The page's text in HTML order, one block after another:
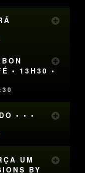
• 13H30 •
• • •
UM
BY